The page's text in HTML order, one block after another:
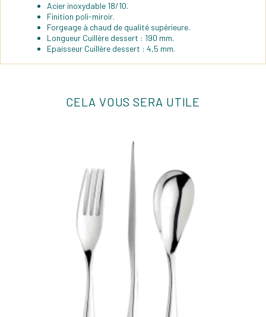
Acier inoxydable 18/10.
Finition poli-miroir.
Forgeage à chaud de qualité supérieure.
Longueur Cuillère dessert : 190 mm.
Epaisseur Cuillère dessert : 4,5 mm.
CELA VOUS SERA UTILE